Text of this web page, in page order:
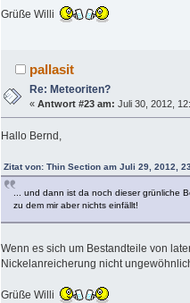
Grüße Willi
pallasit
Re: Meteoriten?
«Antwort #23 am: Juli 30, 2012,
Hallo Bernd,
Zitat von: Thin Section am Juli 29, 2012,
... und dann ist da noch dieser grünliche
zu dem mir aber nichts einfällt!
Wenn es sich um Bestandteile von
Nickelanreicherung nicht
Grüße Willi